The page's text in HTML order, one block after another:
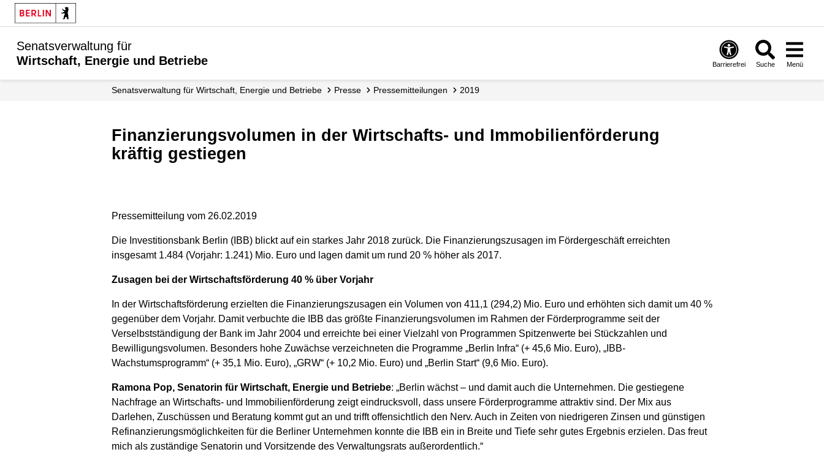
Senatsverwaltung für
Wirtschaft, Energie und Betriebe
Barrierefrei Suche Menü
Senats­verwaltung für Wirtschaft, Energie und Betriebe Presse Presse­mitteilungen 2019
Finanzierungsvolumen in der Wirtschafts- und Immobilienförderung
kräftig gestiegen
Pressemitteilung vom 26.02.2019
Die Investitionsbank Berlin (IBB) blickt auf ein starkes Jahr 2018 zurück. Die Finanzierungszusagen im Fördergeschäft erreichten
insgesamt 1.484 (Vorjahr: 1.241) Mio. Euro und lagen damit um rund 20 % höher als 2017.
Zusagen bei der Wirtschaftsförderung 40 % über Vorjahr
In der Wirtschaftsförderung erzielten die Finanzierungszusagen ein Volumen von 411,1 (294,2) Mio. Euro und erhöhten sich damit um 40 %
gegenüber dem Vorjahr. Damit verbuchte die IBB das größte Finanzierungsvolumen im Rahmen der Förderprogramme seit der
Verselbstständigung der Bank im Jahr 2004 und erreichte bei einer Vielzahl von Programmen Spitzenwerte bei Stückzahlen und
Bewilligungsvolumen. Besonders hohe Zuwächse verzeichneten die Programme „Berlin Infra“ (+ 45,6 Mio. Euro), „IBB-
Wachstumsprogramm“ (+ 35,1 Mio. Euro), „GRW“ (+ 10,2 Mio. Euro) und „Berlin Start“ (9,6 Mio. Euro).
Ramona Pop, Senatorin für Wirtschaft, Energie und Betriebe: „Berlin wächst – und damit auch die Unternehmen. Die gestiegene
Nachfrage an Wirtschafts- und Immobilienförderung zeigt eindrucksvoll, dass unsere Förderprogramme attraktiv sind. Der Mix aus
Darlehen, Zuschüssen und Beratung kommt gut an und trifft offensichtlich den Nerv. Auch in Zeiten von niedrigeren Zinsen und günstigen
Refinanzierungsmöglichkeiten für die Berliner Unternehmen konnte die IBB ein in Breite und Tiefe sehr gutes Ergebnis erzielen. Das freut
mich als zuständige Senatorin und Vorsitzende des Verwaltungsrats außerordentlich.“